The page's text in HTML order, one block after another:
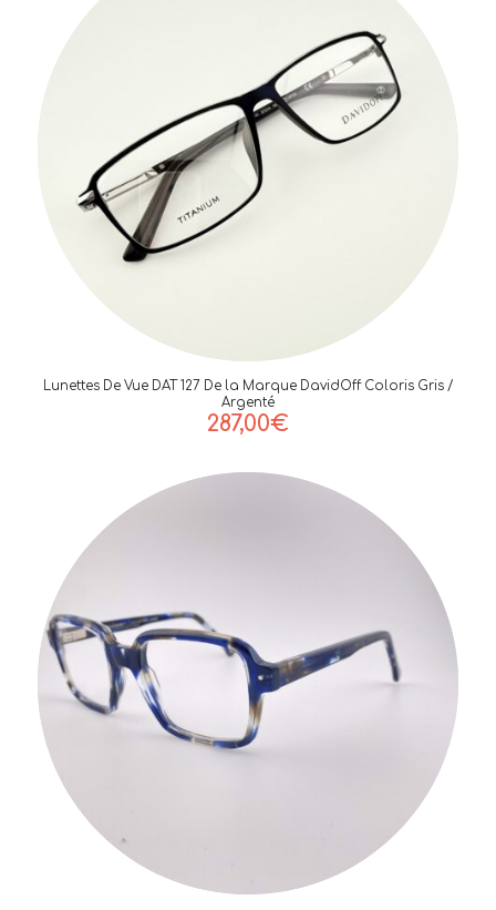
Lunettes De Vue DAT 127 De la Marque DavidOff Coloris Gris /
Argenté
287,00€